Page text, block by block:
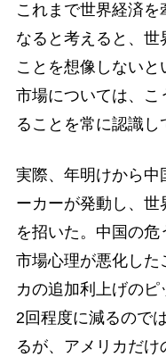
これまで世界経済を
なると考えると、
ことを想像しない
市場については、こ
ることを常に認識し
実際、年明けから中
ーカーが発動し、
を招いた。中国の危
市場心理が悪化した
カの追加利上げの
2回程度に減るので
るが、アメリカだ